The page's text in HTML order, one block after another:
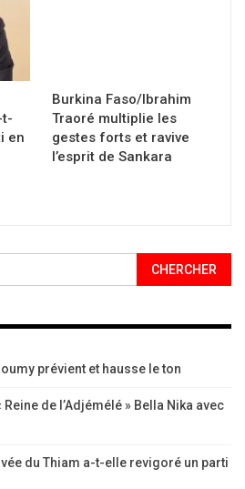
t-
en
Burkina Faso/Ibrahim
Traoré multiplie les
gestes forts et ravive
l’esprit de Sankara
prévient et hausse le ton
de l’Adjémélé » Bella Nika avec
du Thiam a-t-elle revigoré un parti